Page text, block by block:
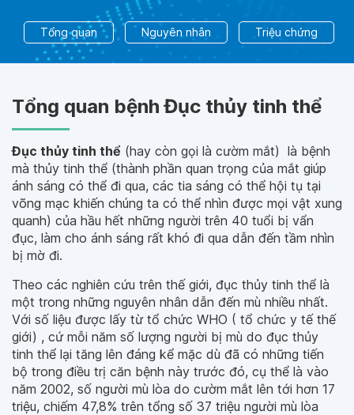
Tổng quan Nguyên nhân Triệu chứng
Tổng quan bệnh Đục thủy tinh thể
Đục thủy tinh thể (hay còn gọi là cườm mắt) là bệnh
mà thủy tinh thể (thành phần quan trọng của mắt giúp
ánh sáng có thể đi qua, các tia sáng có thể hội tụ tại
võng mạc khiến chúng ta có thể nhìn được mọi vật xung
quanh) của hầu hết những người trên 40 tuổi bị vẩn
đục, làm cho ánh sáng rất khó đi qua dẫn đến tầm nhìn
bị mờ đi.
Theo các nghiên cứu trên thế giới, đục thủy tinh thể là
một trong những nguyên nhân dẫn đến mù nhiều nhất.
Với số liệu được lấy từ tổ chức WHO ( tổ chức y tế thế
giới) , cứ mỗi năm số lượng người bị mù do đục thủy
tinh thể lại tăng lên đáng kể mặc dù đã có những tiến
bộ trong điều trị căn bệnh này trước đó, cụ thể là vào
năm 2002, số người mù lòa do cườm mắt lên tới hơn 17
triệu, chiếm 47,8% trên tổng số 37 triệu người mù lòa